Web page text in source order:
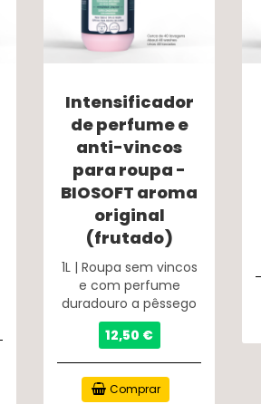
Intensificador
de perfume e
anti-vincos
para roupa -
BIOSOFT aroma
original
(frutado)
1L | Roupa sem vincos
e com perfume
duradouro a pêssego
12,50 €
Comprar